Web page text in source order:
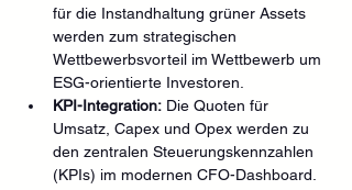
für die Instandhaltung grüner Assets
werden zum strategischen
Wettbewerbsvorteil im Wettbewerb um
ESG-orientierte Investoren.
KPI-Integration: Die Quoten für
Umsatz, Capex und Opex werden zu
den zentralen Steuerungskennzahlen
(KPIs) im modernen CFO-Dashboard.